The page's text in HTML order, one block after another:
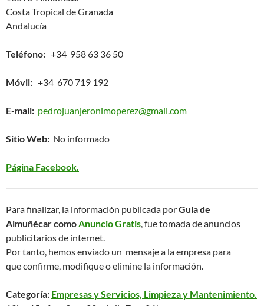
Costa Tropical de Granada
Andalucía
Teléfono: +34 958 63 36 50
Móvil: +34 670 719 192
E-mail: pedrojuanjeronimoperez@gmail.com
Sitio Web: No informado
Página Facebook.
Para finalizar, la información publicada porGuía de
Almuñécar comoAnuncio Gratis, fue tomada de anuncios
publicitarios de internet.
Por tanto, hemos enviado un mensaje a la empresa para
que confirme, modifique o elimine la información.
Categoría: Empresas y Servicios, Limpieza y Mantenimiento.